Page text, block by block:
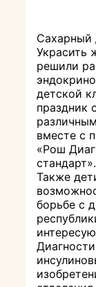
Сахарный
Украсить
решили
детской
праздник
вместе с
«Рош
стандарт».
Также
борьбе с